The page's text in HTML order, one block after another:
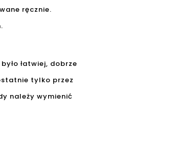
ręcznie.
łatwiej, dobrze
tylko przez
należy wymienić